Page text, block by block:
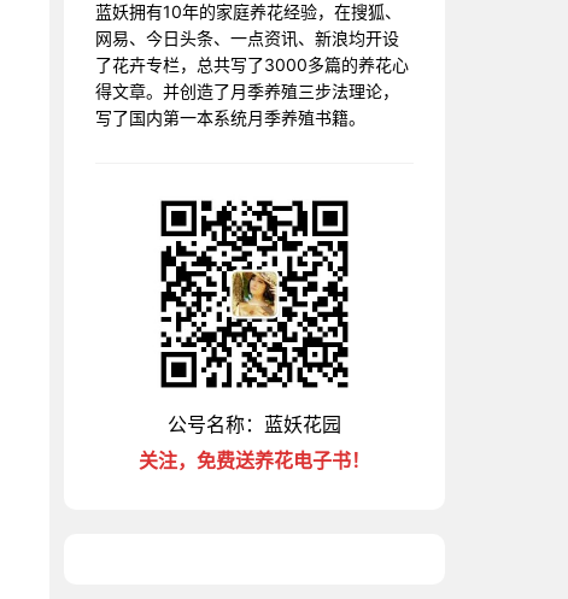
蓝妖拥有10年的家庭养花经验，在搜狐、
网易、今日头条、一点资讯、新浪均开设
了花卉专栏，总共写了3000多篇的养花心
得文章。并创造了月季养殖三步法理论，
写了国内第一本系统月季养殖书籍。
公号名称：蓝妖花园
关注，免费送养花电子书！